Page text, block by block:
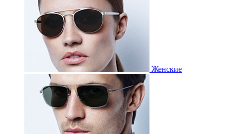
Женские